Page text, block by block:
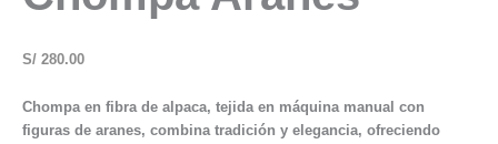
S/ 280.00
Chompa en fibra de alpaca, tejida en máquina manual con
figuras de aranes, combina tradición y elegancia, ofreciendo